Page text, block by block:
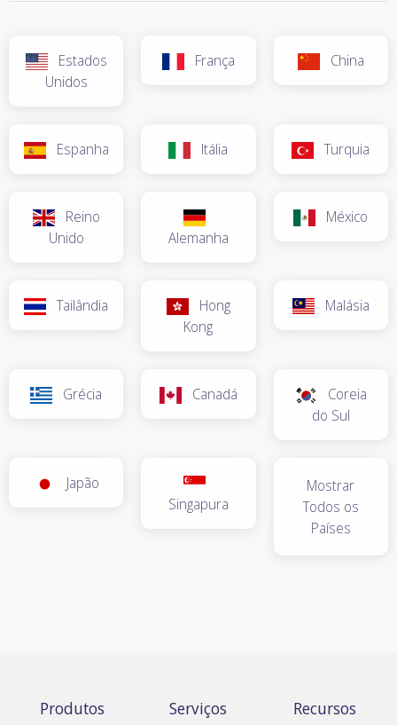
Estados
Unidos
França China
Espanha Itália Turquia
Reino
Unido
Alemanha
México
Tailândia
Hong
Kong
Malásia
Grécia Canadá
Coreia
do Sul
Japão
Singapura
Mostrar
Todos os
Países
Produtos Serviços Recursos